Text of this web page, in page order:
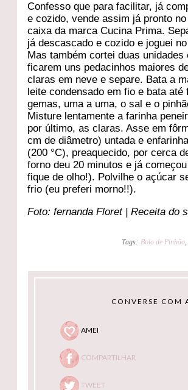
Confesso que para facilitar, já
e cozido, vende assim já pronto
caixa da marca Cucina Prima.
já descascado e cozido e joguei
Mas também cortei duas
ficarem uns pedacinhos maiores
claras em neve e separe. Bata a
leite condensado em fio e bata
gemas, uma a uma, o sal e o
Misture lentamente a farinha
por último, as claras. Asse em
cm de diâmetro) untada e
(200 °C), preaquecido, por cerca
forno deu 20 minutos e já
fique de olho!). Polvilhe o açúcar
frio (eu preferi morno!!).
Foto: fernanda Floret | Receita do
Tags: Bolo de Pinhão
CONVERSE COM
AMEI
COMPARTILHAR
TWEET